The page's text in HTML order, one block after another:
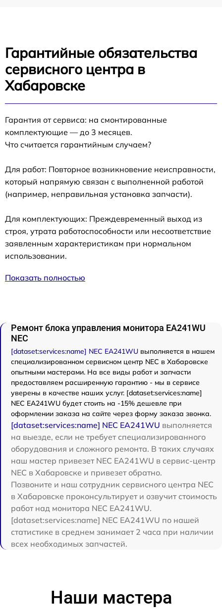
Гарантийные обязательства
сервисного центра в
Хабаровске
Гарантия от сервиса: на смонтированные
комплектующие — до 3 месяцев.
Что считается гарантийным случаем?
Для работ: Повторное возникновение неисправности,
который напрямую связан с выполненной работой
(например, неправильная установка запчасти).
Для комплектующих: Преждевременный выход из
строя, утрата работоспособности или несоответствие
заявленным характеристикам при нормальном
использовании.
Показать полностью
Ремонт блока управления монитора EA241WU
NEC
[dataset:services:name] NEC EA241WU выполняется в нашем
специализированном сервисном центр NEC в Хабаровске
опытными мастерами. На все виды работ и запчасти
предоставляем расширенную гарантию - мы в сервисе
уверены в качестве наших услуг. [dataset:services:name]
NEC EA241WU будет стоить на -15% дешевле при
оформлении заказа на сайте через форму заказа звонка.
[dataset:services:name] NEC EA241WU выполняется
на выезде, если не требует специализированного
оборудования и сложного ремонта. В таких случаях
наш мастер привезет NEC EA241WU в сервис-центр
NEC в Хабаровске и привезет обратно.
Позвоните и наш сотрудник сервисного центра NEC
в Хабаровске проконсультирует и озвучит стоимость
работ над монитора NEC EA241WU.
[dataset:services:name] NEC EA241WU по нашей
статистике в среднем занимает 2 часа при наличии
всех необходимых запчастей.
Наши мастера